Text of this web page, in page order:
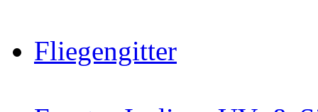
Fliegengitter